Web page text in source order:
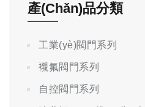
產(chǎn)品分類
工業(yè)閥門系列
襯氟閥門系列
自控閥門系列